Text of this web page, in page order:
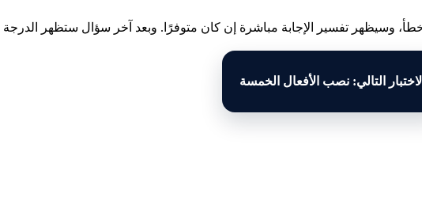
وسيظهر تفسير الإجابة مباشرة إن كان متوفرًا. وبعد آخر سؤال ستظهر الدرجة
الاختبار التالي: نصب الأفعال الخمسة